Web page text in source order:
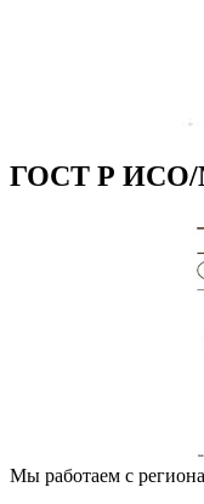
ГОСТ Р ИСО/
Мы работаем с